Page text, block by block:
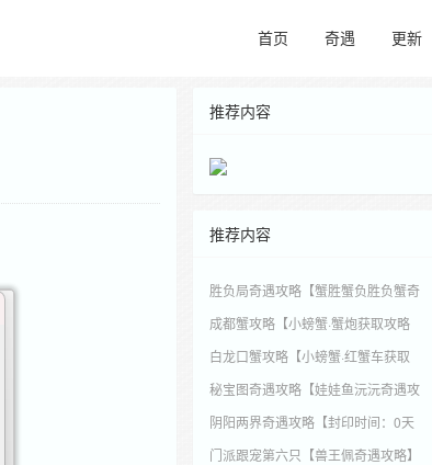
首页 奇遇 更新
推荐内容
推荐内容
胜负局奇遇攻略【蟹胜蟹负胜负蟹奇
成都蟹攻略【小螃蟹·蟹炮获取攻略
白龙口蟹攻略【小螃蟹·红蟹车获取
秘宝图奇遇攻略【娃娃鱼沅沅奇遇攻
阴阳两界奇遇攻略【封印时间：0天
门派跟宠第六只【兽王佩奇遇攻略】